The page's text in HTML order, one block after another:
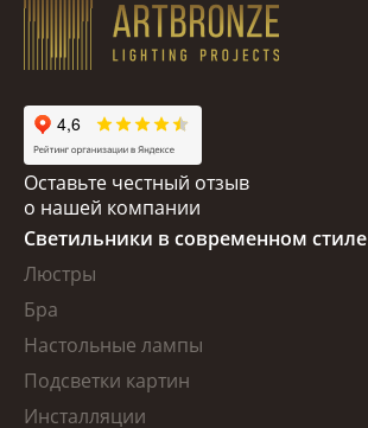
Оставьте честный отзыв
о нашей компании
Светильники в современном стиле
Люстры
Бра
Настольные лампы
Подсветки картин
Инсталляции